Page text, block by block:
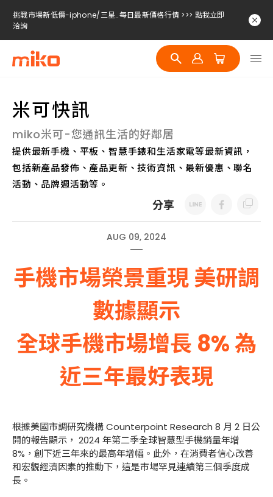
挑戰市場新低價-iphone/三星..每日最新價格行情 >>> 點我立即
洽詢
挑戰市場新低價-iphone/三星..每日最新價格行情 >>> 點我立即
洽詢
挑戰市場新低價-iphone/三星..每日最新價格行情 >>> 點我立即
米可快訊
miko米可-您通訊生活的好鄰居
提供最新手機、平板、智慧手錶和生活家電等最新資訊，
包括新產品發佈、產品更新、技術資訊、最新優惠、聯名
活動、品牌週活動等。
分享
AUG 09, 2024
手機市場榮景重現 美研調
數據顯示
全球手機市場增長 8% 為
近三年最好表現
根據美國市調研究機構 Counterpoint Research 8 月 2 日公
開的報告顯示， 2024 年第二季全球智慧型手機銷量年增
8%，創下近三年來的最高年增幅。此外，在消費者信心改善
和宏觀經濟因素的推動下，這是市場罕見連續第三個季度成
長。